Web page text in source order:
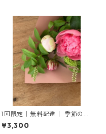
1回限定｜無料配達｜ 季節の花
のお試し便
¥3,300